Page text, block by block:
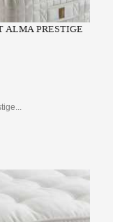
ALMA PRESTIGE